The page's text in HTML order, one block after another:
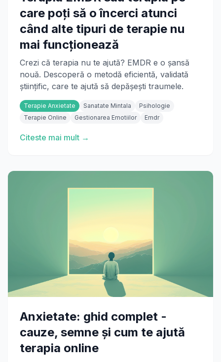
care poți să o încerci atunci
când alte tipuri de terapie nu
mai funcționează
Crezi că terapia nu te ajută? EMDR e o șansă
nouă. Descoperă o metodă eficientă, validată
științific, care te ajută să depășești traumele.
Terapie Anxietate Sanatate Mintala
Psihologie
Terapie Online
Gestionarea Emotiilor Emdr
Citeste mai mult →
Anxietate: ghid complet -
cauze, semne și cum te ajută
terapia online